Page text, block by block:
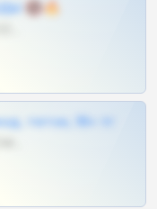
🔞🔥
теток, 18+ тг